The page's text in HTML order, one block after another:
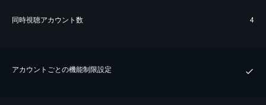
同時視聴アカウント数 4
アカウントごとの機能制限設定